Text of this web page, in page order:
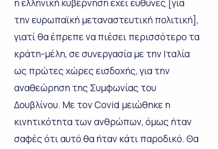
η ελληνική κυβέρνηση έχει ευθύνες [για
την ευρωπαϊκή μεταναστευτική πολιτική],
γιατί θα έπρεπε να πιέσει περισσότερο τα
κράτη-μέλη, σε συνεργασία με την Ιταλία
ως πρώτες χώρες εισδοχής, για την
αναθεώρηση της Συμφωνίας του
Δουβλίνου. Με τον Covid μειώθηκε η
κινητικότητα των ανθρώπων, όμως ήταν
σαφές ότι αυτό θα ήταν κάτι παροδικό. Θα